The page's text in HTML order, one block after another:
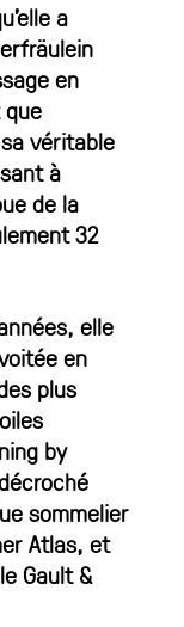
a
en
que
véritable
à
de la
32
elle
en
plus
by
sommelier
Atlas, et
Gault &